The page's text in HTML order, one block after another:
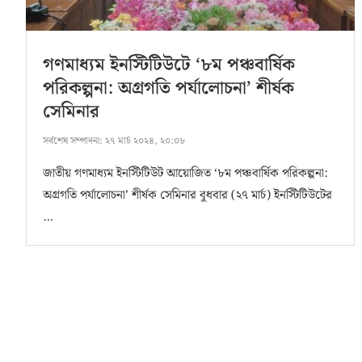
গণমাধ্যম ইনস্টিটিউটে ‘৮ম পঞ্চবার্ষিক
পরিকল্পনা: অগ্রগতি পর্যালোচনা’ শীর্ষক
সেমিনার
সর্বশেষ সম্পাদনা: ২৭ মার্চ ২০২৪, ২০:০৮
জাতীয় গণমাধ্যম ইনস্টিটিউট আয়োজিত ‘৮ম পঞ্চবার্ষিক পরিকল্পনা:
অগ্রগতি পর্যালোচনা’ শীর্ষক সেমিনার বুধবার (২৭ মার্চ) ইনস্টিটিউটের
…